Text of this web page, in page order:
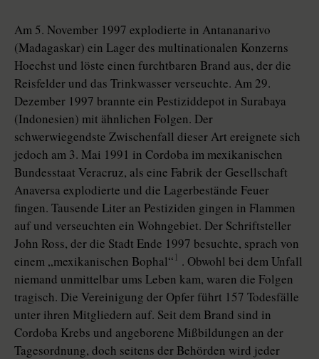
Am 5. November 1997 explodierte in Antananarivo
(Madagaskar) ein Lager des multinationalen Konzerns
Hoechst und löste einen furchtbaren Brand aus, der die
Reisfelder und das Trinkwasser verseuchte. Am 29.
Dezember 1997 brannte ein Pestiziddepot in Surabaya
(Indonesien) mit ähnlichen Folgen. Der
schwerwiegendste Zwischenfall dieser Art ereignete sich
jedoch am 3. Mai 1991 in Cordoba im mexikanischen
Bundesstaat Veracruz, als eine Fabrik der Gesellschaft
Anaversa explodierte und die Lagerbestände Feuer
fingen. Tausende Liter an Pestiziden gingen in Flammen
auf und verseuchten ein Wohngebiet. Der Schriftsteller
John Ross, der die Stadt Ende 1997 besuchte, sprach von
einem „mexikanischen Bophal“ 1 . Obwohl bei dem Unfall
niemand unmittelbar ums Leben kam, waren die Folgen
tragisch. Die Vereinigung der Opfer führt 157 Todesfälle
unter ihren Mitgliedern auf. Seit dem Brand sind in
Cordoba Krebs und angeborene Mißbildungen an der
Tagesordnung, doch seitens der Behörden wird jeder